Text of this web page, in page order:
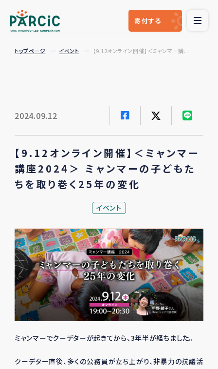
寄付する
トップページ イベント 【9.12オンライン開催】＜ミャンマー講...
2024.09.12
【9.12オンライン開催】＜ミャンマー
講座2024＞ ミャンマーの子どもた
ちを取り巻く25年の変化
イベント
ミャンマーでクーデターが起きてから、 3年半が経ちました。
クーデター直後、多くの公務員が立ち上がり、非暴力の抗議活